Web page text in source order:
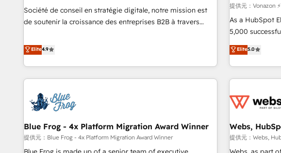
Certified compliant with ISO/IEC 27001:2022 and ISO
9001:2015 across all seven international offices and 175+
(ERP,
accompagnement au
des PME, ETI
industrie,
logistique.
Société de conseil en stratégie digitale, notre mission est
de soutenir la croissance des entreprises B2B à travers
développement des revenus auprès de vos comptes
existants. En France et à l'international, nous travaillons
avec des ETI ambitieuses, des grands groupes voulant aller
au-delà d’une simple transformation digitale et des startups
florissantes. Nos 3 grandes expertises sont : ➤ L’intégration
de CRM et de méthodologie RevOps pour aligner les
migration, synchronisation API, audit et maintenance) ➤ La
création de sites internet de conversion qui transforment
les visiteurs en opportunités d'affaires ➤ La mise en place
Elite4.9
提供元：Vonazon
As a HubSpot
5,000
marketing
From
house team
revenue. ⚙️ HubSpot Integration & Optimization • Seamless
migrations and
marketing and
enablement
strategies with
Elite5.0
Blue Frog - 4x Platform Migration Award Winner
提供元：Blue Frog - 4x Platform Migration Award Winner
Webs,
提供元：Webs,